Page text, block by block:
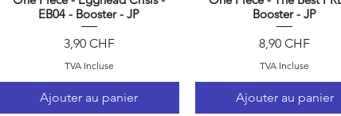
EB04 - Booster - JP
Prix
3,90 CHF
TVA Incluse
Ajouter au panier
Booster - JP
Prix
8,90 CHF
TVA Incluse
Ajouter au panier